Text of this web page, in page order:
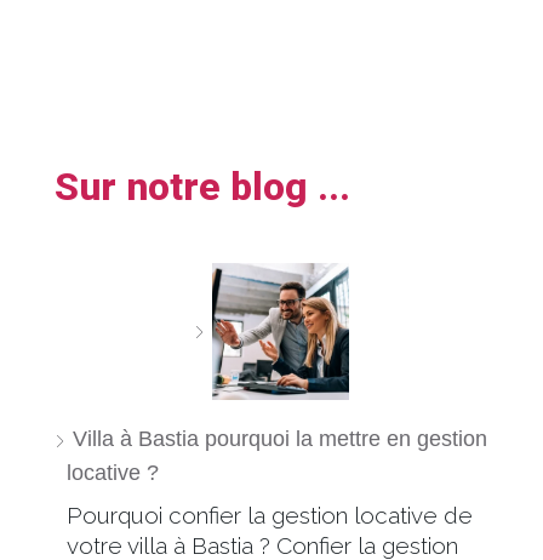
Sur notre blog ...
Villa à Bastia pourquoi la mettre en gestion
locative ?
Pourquoi confier la gestion locative de
votre villa à Bastia ? Confier la gestion